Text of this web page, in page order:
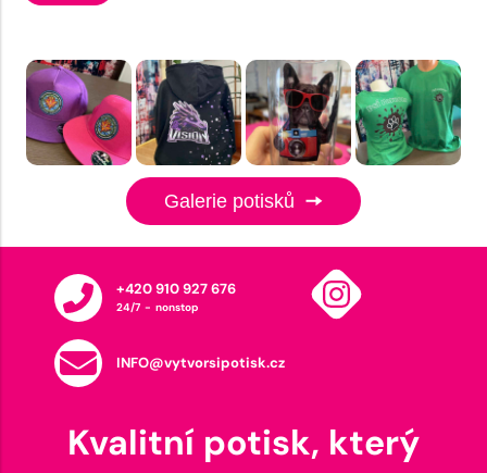
Galerie potisků
+420 910 927 676
24/7 - nonstop
INFO@vytvorsipotisk.cz
Kvalitní potisk, který